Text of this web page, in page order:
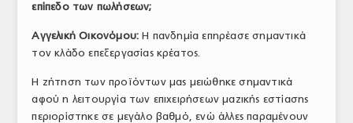
επίπεδο των πωλήσεων;
Αγγελική Οικονόμου:Η πανδημία επηρέασε σημαντικά
τον κλάδο επεξεργασίας κρέατος.
Η ζήτηση των προϊόντων μας μειώθηκε σημαντικά
αφού η λειτουργία των επιχειρήσεων μαζικής εστίασης
περιορίστηκε σε μεγάλο βαθμό, ενώ άλλες παραμένουν